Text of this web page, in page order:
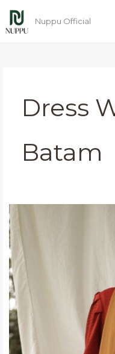
konten
Nuppu Official
Dress
Batam
Wanita
Batam
Terpopuler